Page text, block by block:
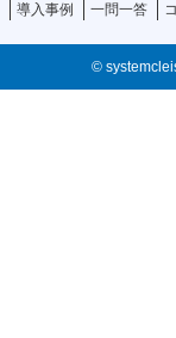
導入事例 一問一答
©